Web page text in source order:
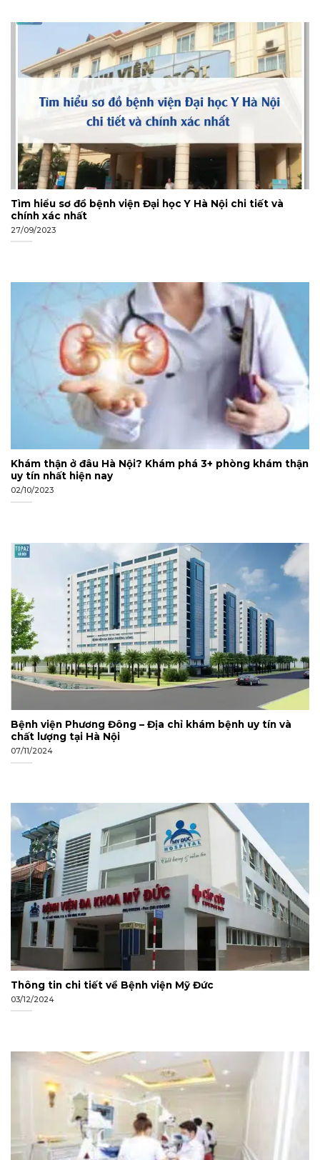
Tìm hiểu sơ đồ bệnh viện Đại học Y Hà Nội chi tiết và
chính xác nhất
27/09/2023
Khám thận ở đâu Hà Nội? Khám phá 3+ phòng khám thận
uy tín nhất hiện nay
02/10/2023
Bệnh viện Phương Đông – Địa chỉ khám bệnh uy tín và
chất lượng tại Hà Nội
07/11/2024
Thông tin chi tiết về Bệnh viện Mỹ Đức
03/12/2024